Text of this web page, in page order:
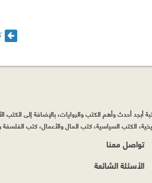
أحدث وأهم الكتب والروايات، بالإضافة إلى الكتب
الكتب السياسية، كتب المال والأعمال، كتب الفلسفة
تواصل معنا
الأسئلة الشائعة